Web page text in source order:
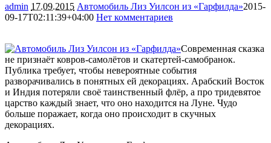
admin 17.09.2015 Автомобиль Лиз Уилсон из «Гарфилда»2015-
09-17T02:11:39+04:00 Нет комментариев
Современная сказка
не признаёт ковров-самолётов и скатертей-самобранок.
Публика требует, чтобы невероятные события
разворачивались в понятных ей декорациях. Арабский Восток
и Индия потеряли своё таинственный флёр, а про тридевятое
царство каждый знает, что оно находится на Луне. Чудо
больше поражает, когда оно происходит в скучных
декорациях.